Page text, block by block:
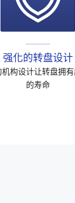
强化的转盘设计
构设计让转盘拥有
的寿命